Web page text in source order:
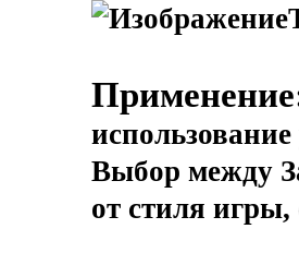
Выбор между
от стиля